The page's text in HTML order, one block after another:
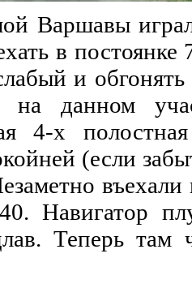
Варшавы
в
и обгонять
на данном
4-х
(если
Навигатор
Теперь там